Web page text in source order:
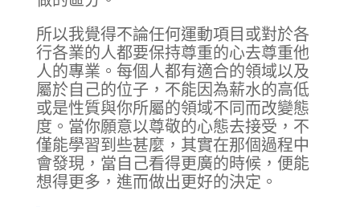
所以我覺得不論任何運動項目或對於各
行各業的人都要保持尊重的心去尊重他
人的專業。每個人都有適合的領域以及
屬於自己的位子，不能因為薪水的高低
或是性質與你所屬的領域不同而改變態
度。當你願意以尊敬的心態去接受，不
僅能學習到些甚麼，其實在那個過程中
會發現，當自己看得更廣的時候，便能
想得更多，進而做出更好的決定。